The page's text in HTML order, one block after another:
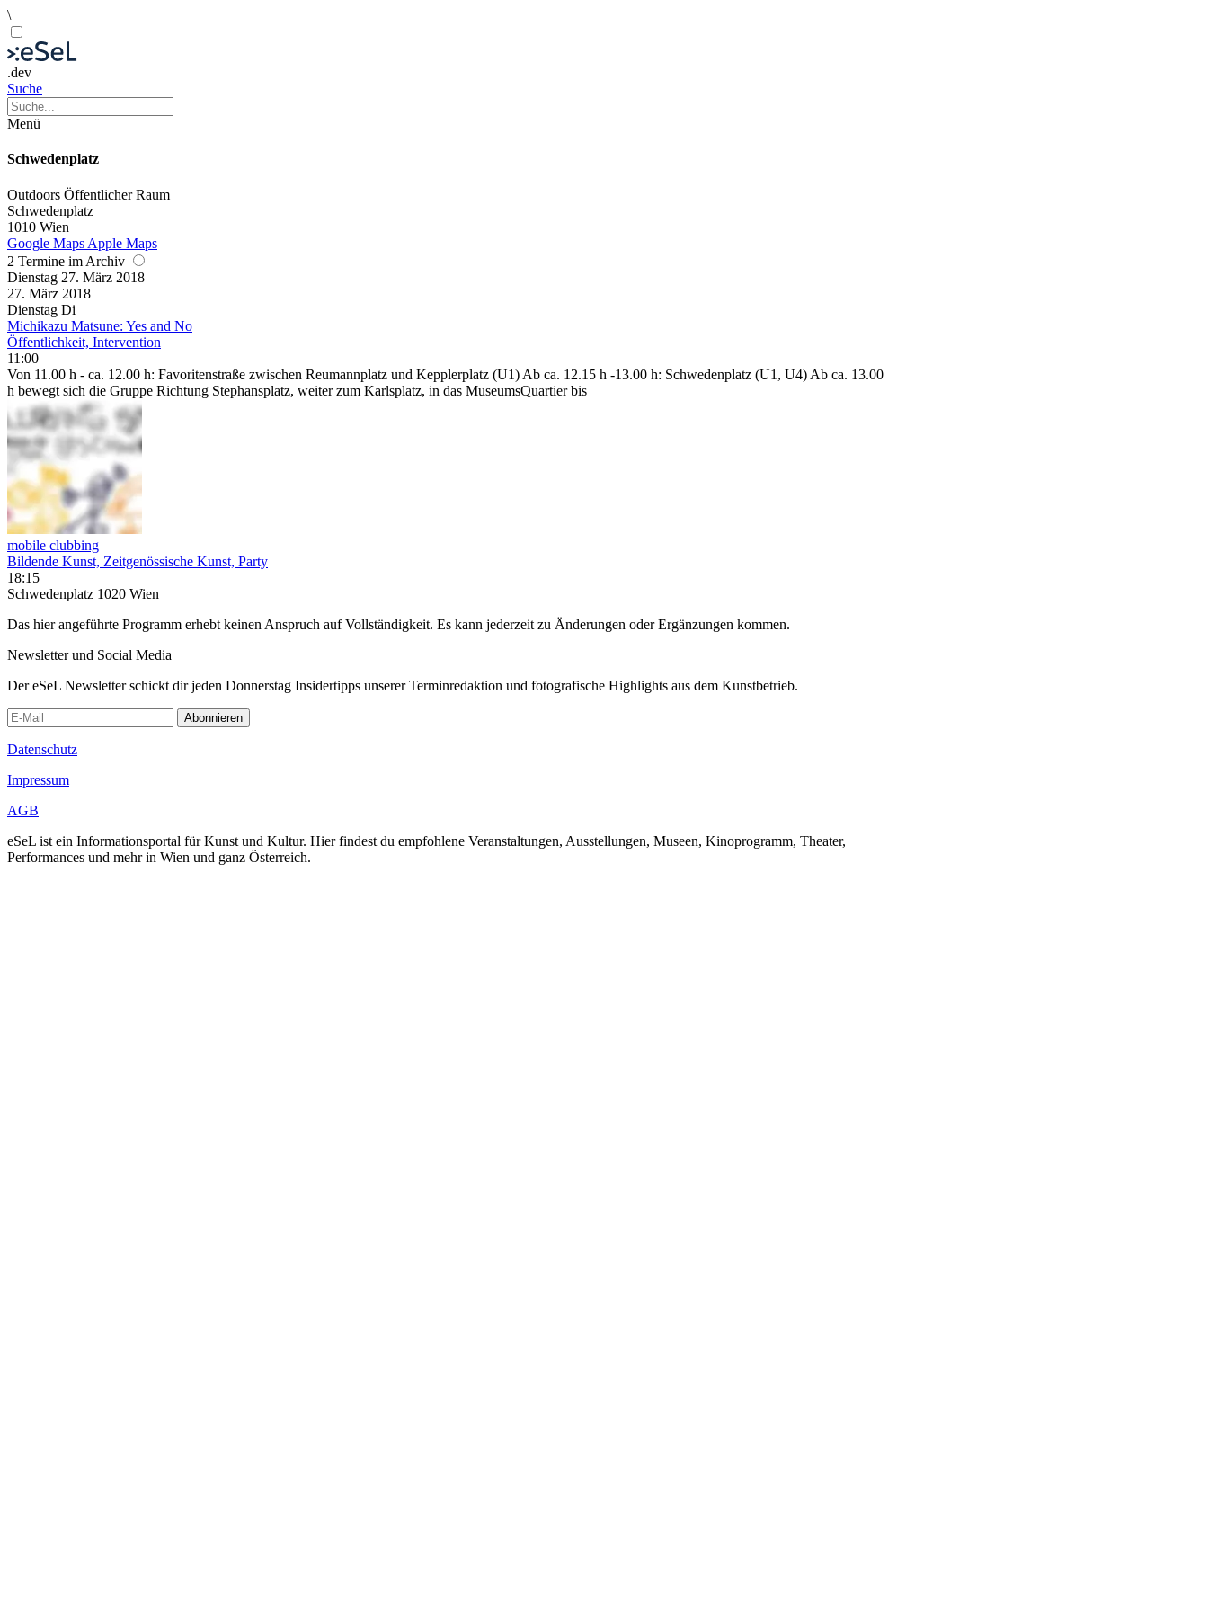
\
.dev
Suche
Menü
Schwedenplatz
Outdoors Öffentlicher Raum
Schwedenplatz
1010 Wien
Google Maps Apple Maps
2 Termine im Archiv
Dienstag 27. März 2018
27. März 2018
Dienstag Di
Michikazu Matsune: Yes and No
Öffentlichkeit, Intervention
11:00
Von 11.00 h - ca. 12.00 h: Favoritenstraße zwischen Reumannplatz und Kepplerplatz (U1) Ab ca. 12.15 h -13.00 h: Schwedenplatz (U1, U4) Ab ca. 13.00
h bewegt sich die Gruppe Richtung Stephansplatz, weiter zum Karlsplatz, in das MuseumsQuartier bis
mobile clubbing
Bildende Kunst, Zeitgenössische Kunst, Party
18:15
Schwedenplatz 1020 Wien
Das hier angeführte Programm erhebt keinen Anspruch auf Vollständigkeit. Es kann jederzeit zu Änderungen oder Ergänzungen kommen.
Newsletter und Social Media
Der eSeL Newsletter schickt dir jeden Donnerstag Insidertipps unserer Terminredaktion und fotografische Highlights aus dem Kunstbetrieb.
Abonnieren
Datenschutz
Impressum
AGB
eSeL ist ein Informationsportal für Kunst und Kultur. Hier findest du empfohlene Veranstaltungen, Ausstellungen, Museen, Kinoprogramm, Theater,
Performances und mehr in Wien und ganz Österreich.